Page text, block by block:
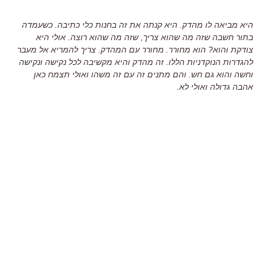
היא מביאה לו מהדק. היא קנתה את זה בחנות כלי כתיבה. כשעמדה
בתור חשבה שזה מה שהוא צריך, שזה מה שהוא רוצה. אולי היא
צודקת והוא? הוא מחורר. מחורר עם המהדק. צריך להמריא אל מעבר
להגדרות הנוקדניות הללו. זה מהדק והיא מקשיבה לכל נקישה ונקישה
וחשה והוא גם חש. והם מתנים זה עם זה משהו ואולי תצמח כאן
אהבה גדולה ואולי לא.